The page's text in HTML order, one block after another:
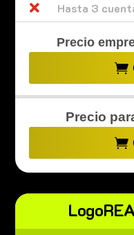

Hasta 3
Precio
Precio